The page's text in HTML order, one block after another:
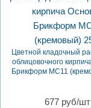
Цветной кладочный
облицовочного
Брикформ MC11
677 руб/шт